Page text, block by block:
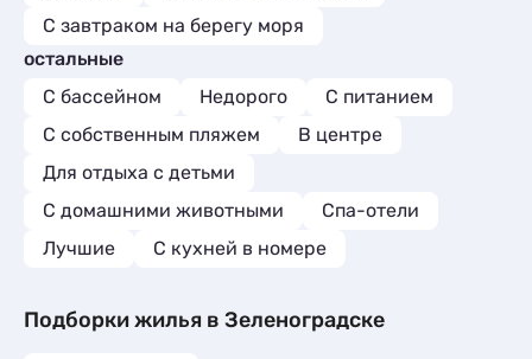
С завтраком на берегу моря
остальные
С бассейном
Недорого
С питанием
С собственным пляжем
В центре
Для отдыха с детьми
С домашними животными
Спа-отели
Лучшие
C кухней в номере
Подборки жилья в Зеленоградске